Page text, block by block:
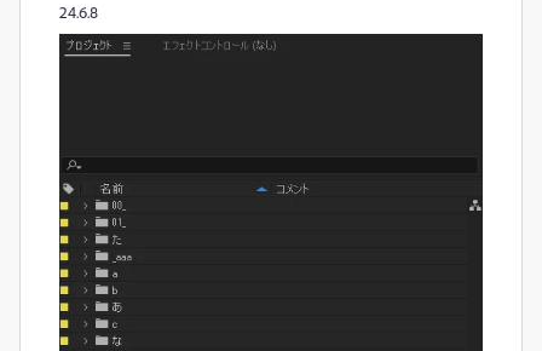
24.6.8